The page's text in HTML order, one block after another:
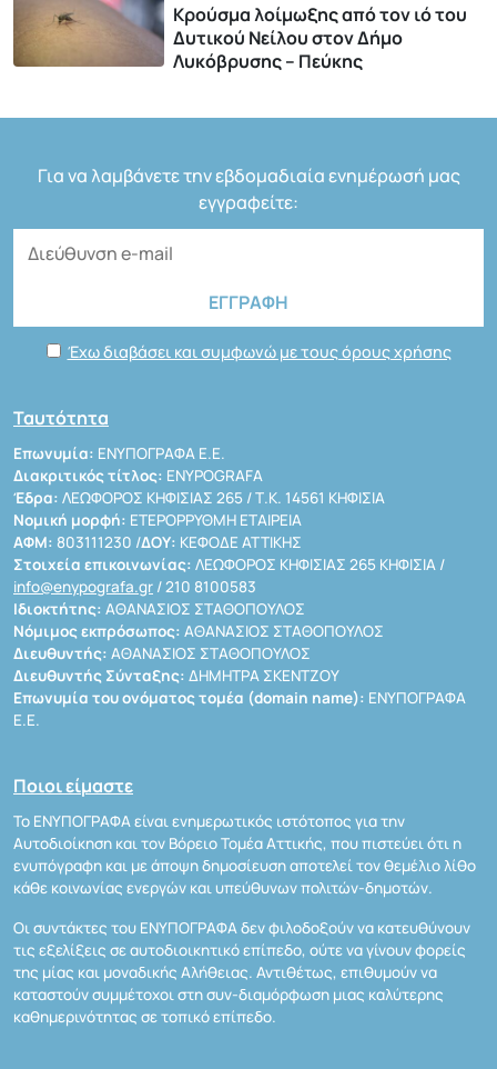
Κρούσμα λοίμωξης από τον ιό του
Δυτικού Νείλου στον Δήμο
Λυκόβρυσης – Πεύκης
Για να λαμβάνετε την εβδομαδιαία ενημέρωσή μας
εγγραφείτε:
Έχω διαβάσει και συμφωνώ με τους όρους χρήσης
Ταυτότητα
Επωνυμία: ΕΝΥΠΟΓΡΑΦΑ Ε.Ε.
Διακριτικός τίτλος: ENYPOGRAFA
Έδρα: ΛΕΩΦΟΡΟΣ ΚΗΦΙΣΙΑΣ 265 / Τ.Κ. 14561 ΚΗΦΙΣΙΑ
Νομική μορφή: ΕΤΕΡΟΡΡΥΘΜΗ ΕΤΑΙΡΕΙΑ
ΑΦΜ: 803111230 /ΔΟΥ: ΚΕΦΟΔΕ ΑΤΤΙΚΗΣ
Στοιχεία επικοινωνίας: ΛΕΩΦΟΡΟΣ ΚΗΦΙΣΙΑΣ 265 ΚΗΦΙΣΙΑ /
info@enypografa.gr / 210 8100583
Ιδιοκτήτης: ΑΘΑΝΑΣΙΟΣ ΣΤΑΘΟΠΟΥΛΟΣ
Νόμιμος εκπρόσωπος: ΑΘΑΝΑΣΙΟΣ ΣΤΑΘΟΠΟΥΛΟΣ
Διευθυντής: ΑΘΑΝΑΣΙΟΣ ΣΤΑΘΟΠΟΥΛΟΣ
Διευθυντής Σύνταξης: ΔΗΜΗΤΡΑ ΣΚΕΝΤΖΟΥ
Επωνυμία του ονόματος τομέα (domain name): ΕΝΥΠΟΓΡΑΦΑ
Ε.Ε.
Ποιοι είμαστε
Το ΕΝΥΠΟΓΡΑΦΑ είναι ενημερωτικός ιστότοπος για την
Αυτοδιοίκηση και τον Βόρειο Τομέα Αττικής, που πιστεύει ότι η
ενυπόγραφη και με άποψη δημοσίευση αποτελεί τον θεμέλιο λίθο
κάθε κοινωνίας ενεργών και υπεύθυνων πολιτών-δημοτών.
Οι συντάκτες του ΕΝΥΠΟΓΡΑΦΑ δεν φιλοδοξούν να κατευθύνουν
τις εξελίξεις σε αυτοδιοικητικό επίπεδο, ούτε να γίνουν φορείς
της μίας και μοναδικής Αλήθειας. Αντιθέτως, επιθυμούν να
καταστούν συμμέτοχοι στη συν-διαμόρφωση μιας καλύτερης
καθημερινότητας σε τοπικό επίπεδο.